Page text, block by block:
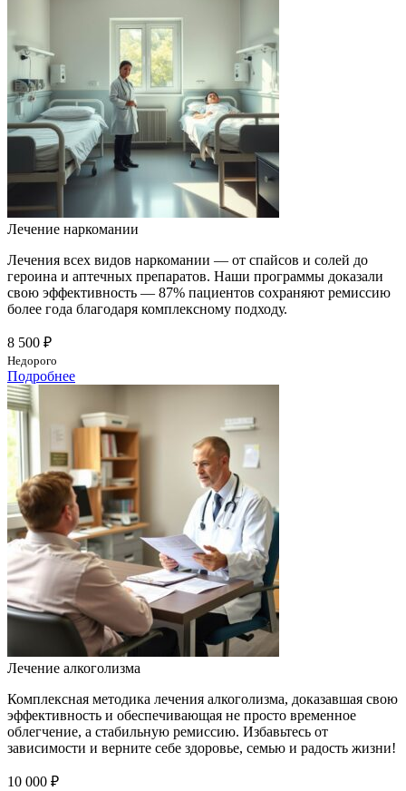
Лечение наркомании
Лечения всех видов наркомании — от спайсов и солей до
героина и аптечных препаратов. Наши программы доказали
свою эффективность — 87% пациентов сохраняют ремиссию
более года благодаря комплексному подходу.
8 500 ₽
Недорого
Подробнее
Лечение алкоголизма
Комплексная методика лечения алкоголизма, доказавшая свою
эффективность и обеспечивающая не просто временное
облегчение, а стабильную ремиссию. Избавьтесь от
зависимости и верните себе здоровье, семью и радость жизни!
10 000 ₽